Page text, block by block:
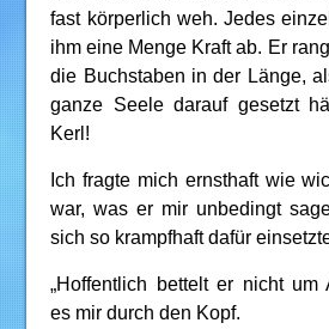
fast körperlich weh. Jedes
ihm eine Menge Kraft ab. Er
die Buchstaben in der Länge,
ganze Seele darauf gesetzt
Kerl!
Ich fragte mich ernsthaft wie
war, was er mir unbedingt
sich so krampfhaft dafür
„Hoffentlich bettelt er nicht um
es mir durch den Kopf.